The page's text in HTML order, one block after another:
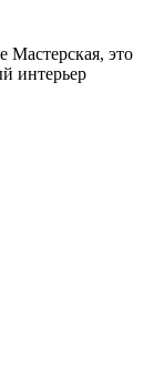
Мастерская, это
интерьер